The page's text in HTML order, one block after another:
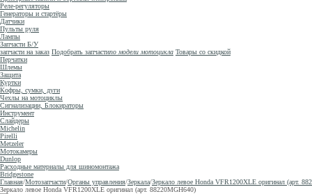
Реле-регуляторы
Генераторы и стартёры
Датчики
Пульты руля
Лампы
Запчасти Б/У
запчасти на заказ Подобрать запчастипо модели мотоцикла Товары со скидкой
Перчатки
Шлемы
Защита
Куртки
Кофры, сумки, дуги
Чехлы на мотоциклы
Сигнализации, Блокираторы
Инструмент
Слайдеры
Michelin
Pirelli
Metzeler
Мотокамеры
Dunlop
Расходные материалы для шиномонтажа
Bridgestone
Главная/Мотозапчасти/Органы управления/Зеркала/Зеркало левое Honda VFR1200XLE оригинал (арт.
Зеркало левое Honda VFR1200XLE оригинал (арт. 88220MGH640)